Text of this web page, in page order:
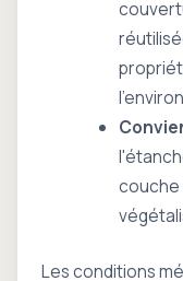
couche
Les conditions